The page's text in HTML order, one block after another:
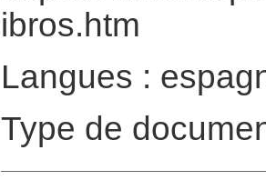
ibros.htm
Langues :
Type de